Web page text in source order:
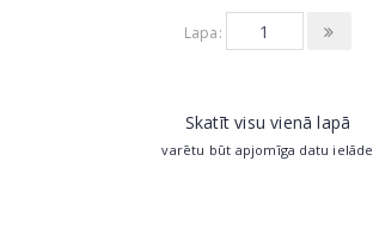
Lapa:
Skatīt visu vienā lapā
varētu būt apjomīga datu ielāde